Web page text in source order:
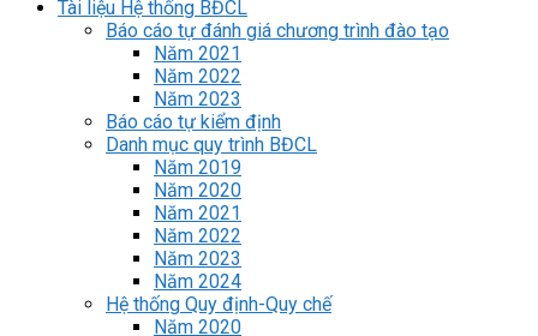
Tài liệu Hệ thống BĐCL
Báo cáo tự đánh giá chương trình đào tạo
Năm 2021
Năm 2022
Năm 2023
Báo cáo tự kiểm định
Danh mục quy trình BĐCL
Năm 2019
Năm 2020
Năm 2021
Năm 2022
Năm 2023
Năm 2024
Hệ thống Quy định-Quy chế
Năm 2020